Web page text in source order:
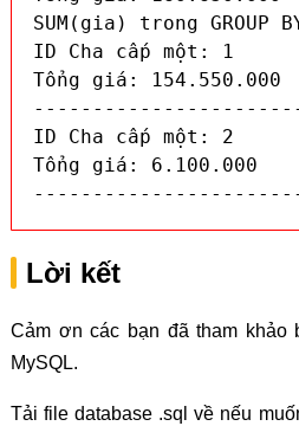
SUM(gia) trong GROUP
ID Cha cấp một: 1
Tổng giá: 154.550.000
ID Cha cấp một: 2
Tổng giá: 6.100.000
Lời kết
Cảm ơn các bạn đã tham khảo
MySQL.
Tải file database .sql về nếu